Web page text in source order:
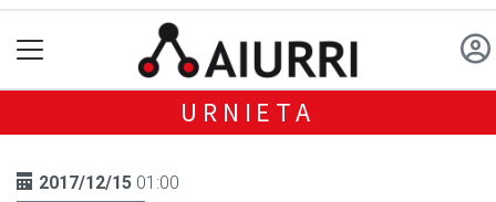
URNIETA
2017/12/15 01:00